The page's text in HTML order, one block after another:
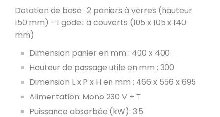
Dotation de base : 2 paniers à verres (hauteur
150 mm) - 1 godet à couverts (105 x 105 x 140
mm)
Dimension panier en mm : 400 x 400
Hauteur de passage utile en mm : 300
Dimension L x P x H en mm : 466 x 556 x 695
Alimentation: Mono 230 V + T
Puissance absorbée (kW): 3.5